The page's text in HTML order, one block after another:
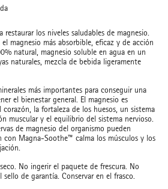
los niveles saludables de magnesio.
magnesio más absorbible, eficaz y de acción
natural, magnesio soluble en agua en un
naturales, mezcla de bebida ligeramente
más importantes para conseguir una
el bienestar general. El magnesio es
corazón, la fortaleza de los huesos, un sistema
muscular y el equilibrio del sistema nervioso.
de magnesio del organismo pueden
con Magna-Soothe™ calma los músculos y los
No ingerir el paquete de frescura. No
de garantía. Conservar en el frasco.